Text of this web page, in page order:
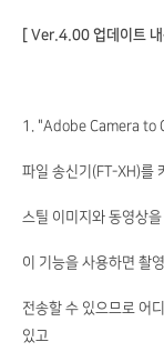
[ Ver.4.00 업데이트
1. "Adobe Camera to
파일 송신기(FT-XH)를
스틸 이미지와 동영상
이 기능을 사용하면 촬
전송할 수 있으므로 어
있고